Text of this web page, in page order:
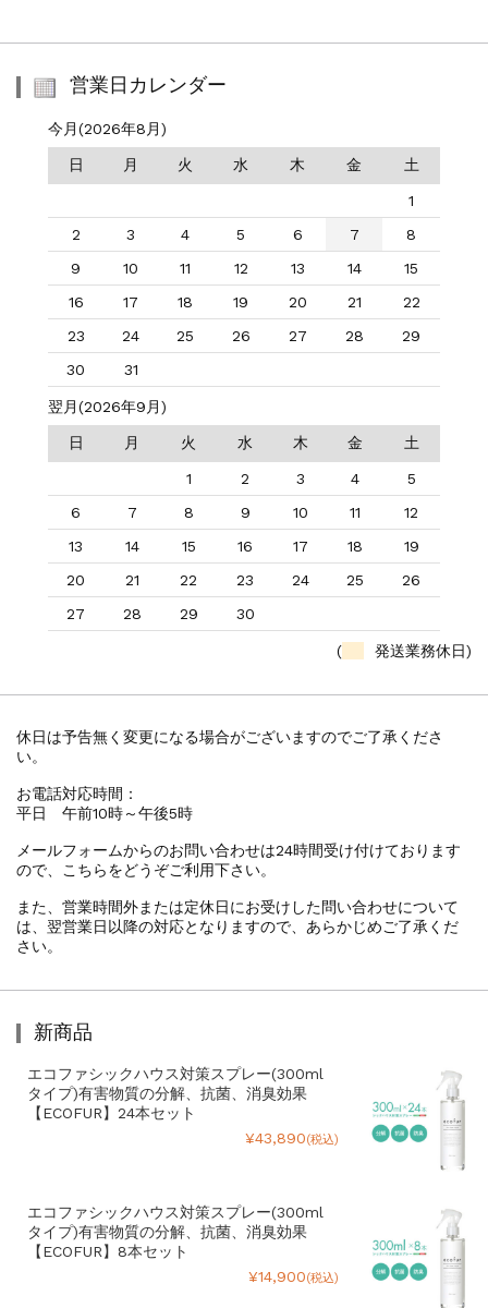
営業日カレンダー
今月(2026年8月)
日 月 火 水 木 金 土
1
2
3 4 5 6 7
8
9
10 11 12 13 14
15
16
17 18 19 20 21
22
23
24 25 26 27 28
29
30
31
翌月(2026年9月)
日 月 火 水 木 金 土
1 2 3 4
5
6
7 8 9 10 11
12
13
14 15 16 17 18
19
20
21 22 23 24 25
26
27
28 29 30
( 発送業務休日)
休日は予告無く変更になる場合がございますのでご了承くださ
い。
お電話対応時間：
平日 午前10時～午後5時
メールフォームからのお問い合わせは24時間受け付けております
ので、こちらをどうぞご利用下さい。
また、営業時間外または定休日にお受けした問い合わせについて
は、翌営業日以降の対応となりますので、あらかじめご了承くだ
さい。
新商品
エコファシックハウス対策スプレー(300ml
タイプ)有害物質の分解、抗菌、消臭効果
【ECOFUR】24本セット
¥43,890(税込)
エコファシックハウス対策スプレー(300ml
タイプ)有害物質の分解、抗菌、消臭効果
【ECOFUR】8本セット
¥14,900(税込)